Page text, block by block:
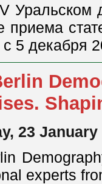
приема
с 5 декабря
23
experts